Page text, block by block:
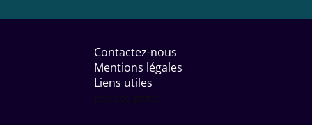
Contactez-nous
Mentions légales
Liens utiles
Espace privé